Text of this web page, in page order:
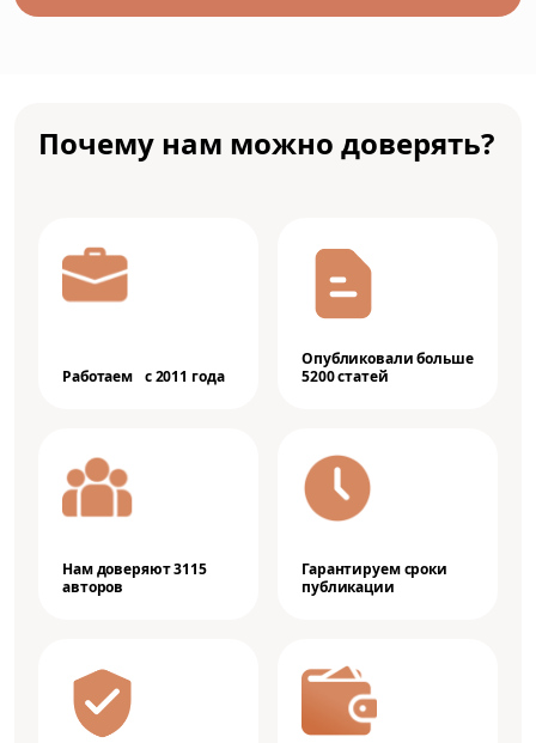
Почему нам можно доверять?
Работаем с 2011 года
Опубликовали больше
5200 статей
Нам доверяют 3115
авторов
Гарантируем сроки
публикации